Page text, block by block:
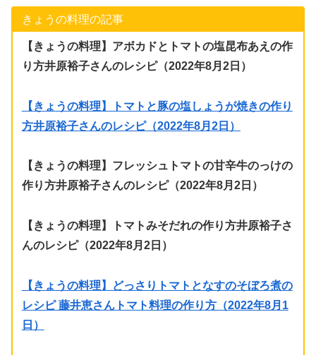
きょうの料理の記事
【きょうの料理】アボカドとトマトの塩昆布あえの作
り方井原裕子さんのレシピ（2022年8月2日）
【きょうの料理】トマトと豚の塩しょうが焼きの作り
方井原裕子さんのレシピ（2022年8月2日）
【きょうの料理】フレッシュトマトの甘辛牛のっけの
作り方井原裕子さんのレシピ（2022年8月2日）
【きょうの料理】トマトみそだれの作り方井原裕子さ
んのレシピ（2022年8月2日）
【きょうの料理】どっさりトマトとなすのそぼろ煮の
レシピ 藤井恵さんトマト料理の作り方（2022年8月1
日）